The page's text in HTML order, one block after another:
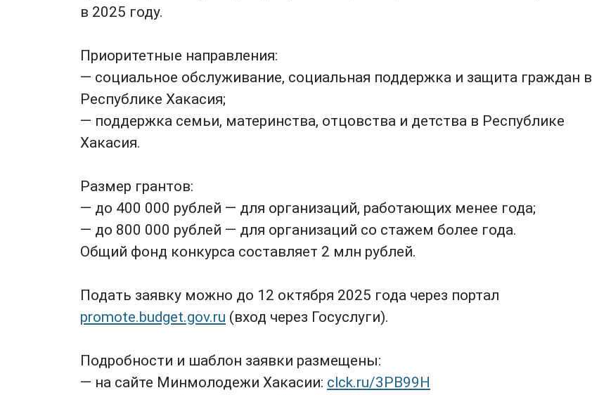
в 2025 году.
Приоритетные направления:
— социальное обслуживание, социальная поддержка и защита граждан в
Республике Хакасия;
— поддержка семьи, материнства, отцовства и детства в Республике
Хакасия.
Размер грантов:
— до 400 000 рублей — для организаций, работающих менее года;
— до 800 000 рублей — для организаций со стажем более года.
Общий фонд конкурса составляет 2 млн рублей.
Подать заявку можно до 12 октября 2025 года через портал
promote.budget.gov.ru (вход через Госуслуги).
Подробности и шаблон заявки размещены:
— на сайте Минмолодежи Хакасии: clck.ru/3PB99H